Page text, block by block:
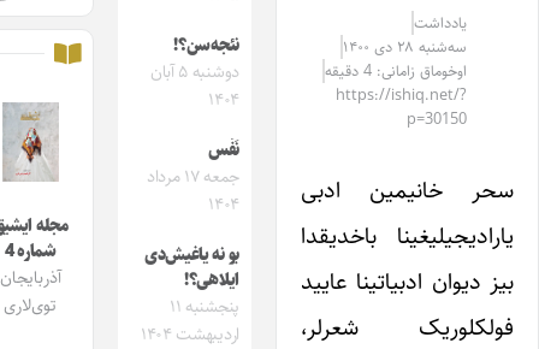
یادداشت
سه‌شنبه ۲۸ دی ۱۴۰۰
اوخوماق زامانی: 4 دقیقه
https://ishiq.net/?
p=30150
خانیمین ادبی
باخدیقدا
دیوان ادبیاتینا عایید
شعرلر،
نئجه‌سن؟!
دوشنبه ۵ آبان
جمعه ۱۷ مرداد
بو نه یاغیش‌دی
ایلاهی؟!
پنجشنبه ۱۱
اردیبهشت ۱۴۰۴
مجله ایشیق
شماره 4
آذربایجان
توی‌لاری